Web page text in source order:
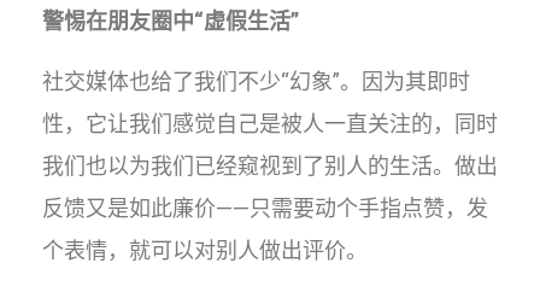
警惕在朋友圈中“虚假生活”
社交媒体也给了我们不少“幻象”。因为其即时
性，它让我们感觉自己是被人一直关注的，同时
我们也以为我们已经窥视到了别人的生活。做出
反馈又是如此廉价——只需要动个手指点赞，发
个表情，就可以对别人做出评价。